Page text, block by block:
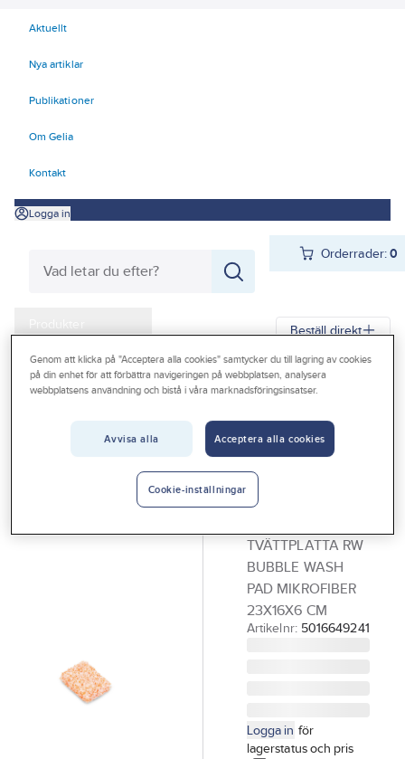
Aktuellt
Nya artiklar
Publikationer
Om Gelia
Kontakt
Logga in
Orderrader:0
Produkter
Kampanjer
Outlet
Beställ direkt
Gelia Produkter
Gelia Förnödenheter & Förbrukning
GÖRDETMEDRW
Tvättplatta
RW Bubble
TVÄTTPLATTA RW
BUBBLE WASH
PAD MIKROFIBER
23X16X6 CM
Artikelnr: 5016649241
Logga in för
lagerstatus och pris
Genom att klicka på "Acceptera alla cookies" samtycker du till lagring av cookies
på din enhet för att förbättra navigeringen på webbplatsen, analysera
webbplatsens användning och bistå i våra marknadsföringsinsatser.
Avvisa alla Acceptera alla cookies
Cookie-inställningar